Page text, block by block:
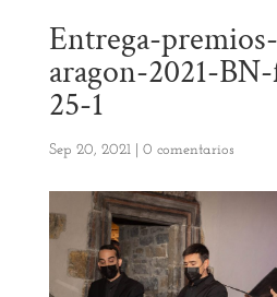
Entrega-
aragon-2021-
25-1
Sep 20, 2021| 0 comentarios